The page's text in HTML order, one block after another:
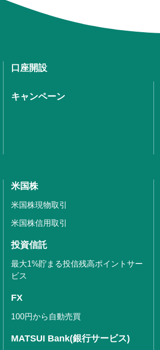
口座開設
キャンペーン
米国株
米国株現物取引
米国株信用取引
投資信託
最大1%貯まる投信残高ポイントサー
ビス
FX
100円から自動売買
MATSUI Bank(銀行サービス)